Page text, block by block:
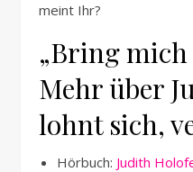
meint Ihr?
„Bring mich
Mehr über
lohnt sich,
Hörbuch: Judith